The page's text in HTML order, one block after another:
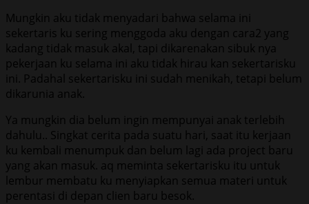
Mungkin aku tidak menyadari bahwa selama ini
sekertaris ku sering menggoda aku dengan cara2 yang
kadang tidak masuk akal, tapi dikarenakan sibuk nya
pekerjaan ku selama ini aku tidak hirau kan sekertarisku
ini. Padahal sekertarisku ini sudah menikah, tetapi belum
dikarunia anak.
Ya mungkin dia belum ingin mempunyai anak terlebih
dahulu.. Singkat cerita pada suatu hari, saat itu kerjaan
ku kembali menumpuk dan belum lagi ada project baru
yang akan masuk. aq meminta sekertarisku itu untuk
lembur membatu ku menyiapkan semua materi untuk
perentasi di depan clien baru besok.